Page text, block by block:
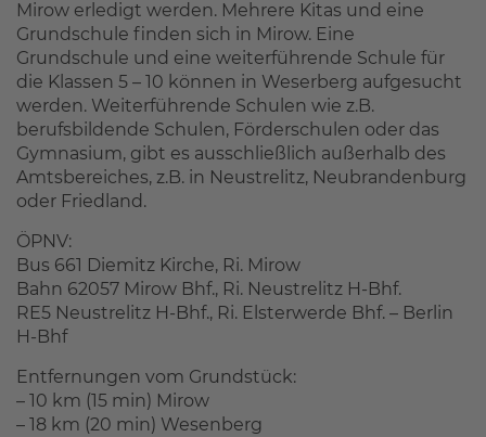
Mirow erledigt werden. Mehrere Kitas und eine
Grundschule finden sich in Mirow. Eine
Grundschule und eine weiterführende Schule für
die Klassen 5 – 10 können in Weserberg aufgesucht
werden. Weiterführende Schulen wie z.B.
berufsbildende Schulen, Förderschulen oder das
Gymnasium, gibt es ausschließlich außerhalb des
Amtsbereiches, z.B. in Neustrelitz, Neubrandenburg
oder Friedland.
ÖPNV:
Bus 661 Diemitz Kirche, Ri. Mirow
Bahn 62057 Mirow Bhf., Ri. Neustrelitz H-Bhf.
RE5 Neustrelitz H-Bhf., Ri. Elsterwerde Bhf. – Berlin
H-Bhf
Entfernungen vom Grundstück:
– 10 km (15 min) Mirow
– 18 km (20 min) Wesenberg